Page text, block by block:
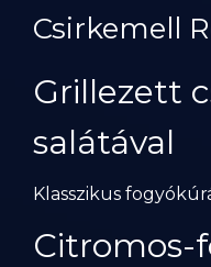
Csirkemell
Grillezett
salátával
Klasszikus
Citromos-